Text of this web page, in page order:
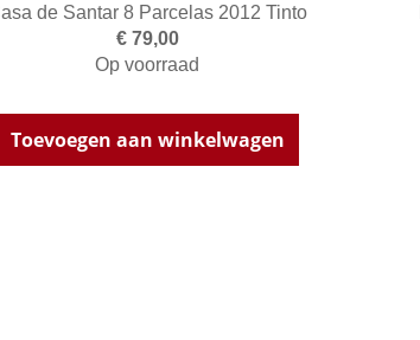
de Santar 8 Parcelas 2012 Tinto
€ 79,00
Op voorraad
Toevoegen aan winkelwagen